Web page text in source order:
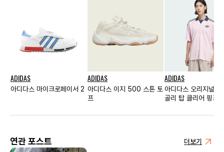
ADIDAS
아디다스 마이크로페이서 2
ADIDAS
아디다스 이지 500 스톤 토
프
ADIDAS
아디다스 오리지널스
골리 탑 클리어 핑크
연관 포스트 더보기